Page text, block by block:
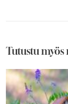
Tutustu